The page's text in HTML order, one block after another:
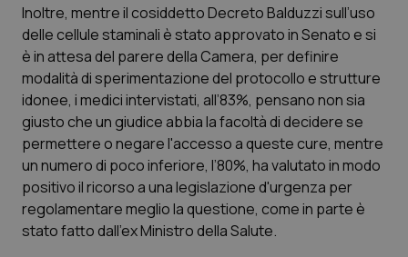
Provincia Autonoma di Bolzano
Provincia Autonoma di Trento
Puglia
Sardegna
Sicilia
Infezioni & Febbre
Ipertensione & Scompenso
Malattie rare
Malattia di Crohn & Rettocolite Ulcerosa
Neuroscienze & patologie neurodegenerative
Inoltre, mentre il cosiddetto Decreto Balduzzi sull’uso
delle cellule staminali è stato approvato in Senato e si
è in attesa del parere della Camera, per definire
modalità di sperimentazione del protocollo e strutture
idonee, i medici intervistati, all’83%, pensano non sia
giusto che un giudice abbia la facoltà di decidere se
permettere o negare l'accesso a queste cure, mentre
un numero di poco inferiore, l’80%, ha valutato in modo
positivo il ricorso a una legislazione d'urgenza per
regolamentare meglio la questione, come in parte è
stato fatto dall’ex Ministro della Salute.